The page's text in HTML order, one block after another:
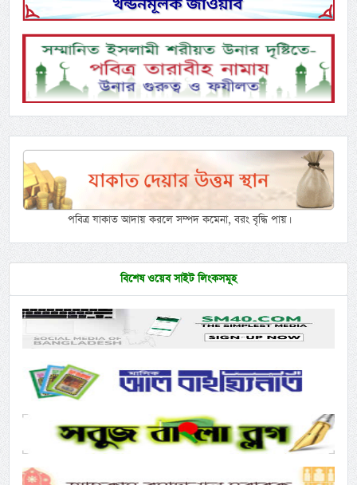
পবিত্র যাকাত আদায় করলে সম্পদ কমেনা, বরং বৃদ্ধি পায়।
বিশেষ ওয়েব সাইট লিংকসমূহ